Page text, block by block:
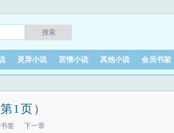
搜索
灵异小说 言情小说 其他小说 会员书架
1页）
签 下一章